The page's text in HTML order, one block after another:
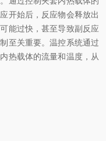
开始后，反应物会释放出
能过快，甚至导致副反应
至关重要。温控系统通过
热载体的流量和温度，从